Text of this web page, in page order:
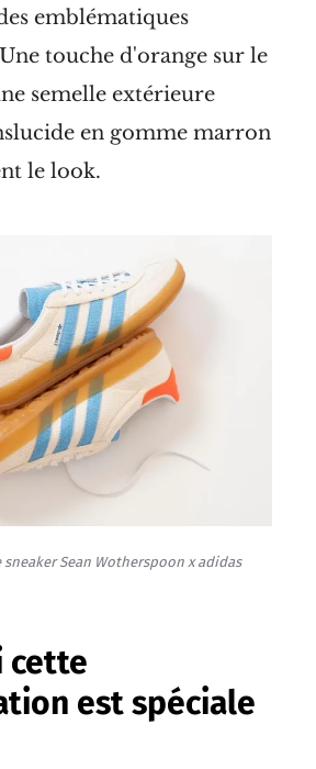
emblématiques
touche d'orange sur le
semelle extérieure
en gomme marron
le look.
Sean Wotherspoon x adidas
cette
est spéciale